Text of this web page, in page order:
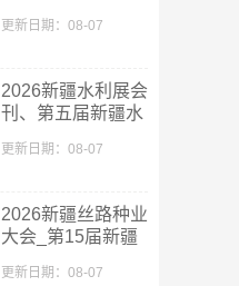
会刊
更新日期：08-07
2026新疆水利展会
刊、第五届新疆水
商名录
更新日期：08-07
2026新疆丝路种业
大会_第15届新疆
刊
更新日期：08-07